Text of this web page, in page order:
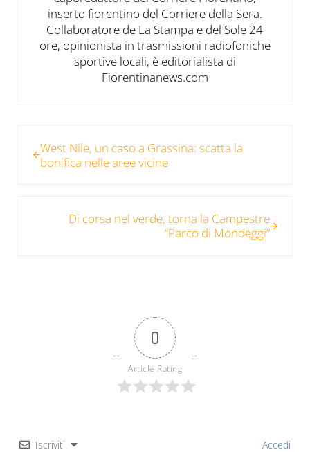
inserto fiorentino del Corriere della Sera.
Collaboratore de La Stampa e del Sole 24
ore, opinionista in trasmissioni radiofoniche
sportive locali, è editorialista di
Fiorentinanews.com
West Nile, un caso a Grassina: scatta la
bonifica nelle aree vicine
Di corsa nel verde, torna la Campestre
“Parco di Mondeggi”
0
Article Rating
Iscriviti Accedi